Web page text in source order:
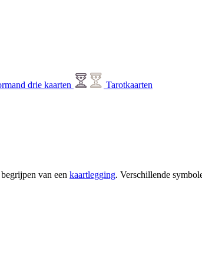
drie kaarten
Tarotkaarten
van een kaartlegging. Verschillende